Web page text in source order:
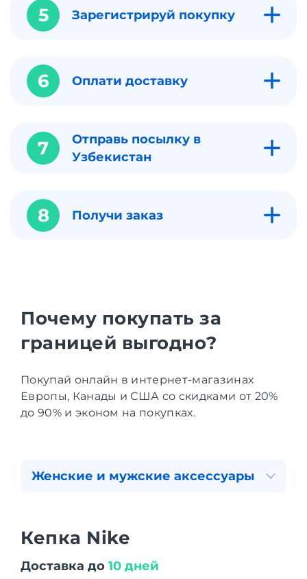
5 Зарегистрируй покупку
6 Оплати доставку
7
Отправь посылку в
Узбекистан
8 Получи заказ
Почему покупать за
границей выгодно?
Покупай онлайн в интернет-магазинах
Европы, Канады и США со скидками от 20%
до 90% и эконом на покупках.
Женские и мужские аксессуары
Кепка Nike
Доставка до 10 дней